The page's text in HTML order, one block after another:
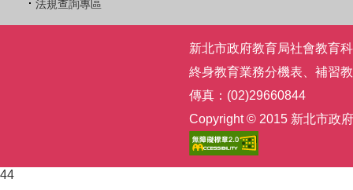
法規查詢專區
新北市政府教育局社會教育
終身教育業務分機表
補習
傳真：(02)29660844
Copyright © 2015 新北市政
44